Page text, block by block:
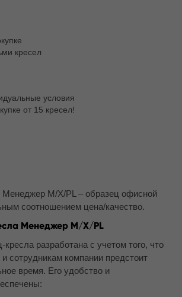
кресел
условия
от 15 кресел!
M/X/PL – образец офисной
соотношением цена/качество.
Менеджер M/X/PL
разработана с учетом того, что
сотрудникам компании предстоит
время. Его удобство и